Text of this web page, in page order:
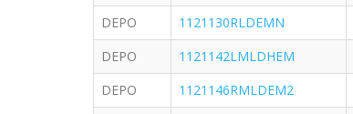
DEPO
1121130RLDEMN
DEPO
1121142LMLDHEM
DEPO
1121146RMLDEM2